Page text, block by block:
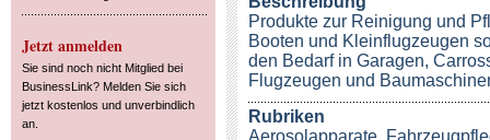
Jetzt anmelden
Sie sind noch nicht Mitglied bei
BusinessLink? Melden Sie sich
jetzt kostenlos und unverbindlich
an.
Produkte zur Reinigung und
Booten und Kleinflugzeugen
den Bedarf in Garagen,
Flugzeugen und
Rubriken
Aerosolapparate,